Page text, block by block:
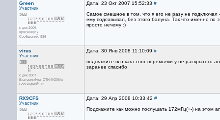
Green
Участник
с дек 2005
Красноярск
Сообщений: 836
Дата: 23 Окт 2007 15:52:33 #
Самое смешное в том, что я его не разу не подключал
ему подсовывал, без этого балуна. Так что именно по
просто нечему :)
virus
Участник
с дек 2007
Екатеринбург QTH MO06ht
Сообщений: 12
Дата: 30 Янв 2008 11:10:09 #
подскажите плз как стоят перемычки у не раскрытого
заранее спасибо
RX9CFS
Участник
Дата: 29 Апр 2008 10:33:42 #
Подскажите как можно послушать 172мГц(+-) на этом